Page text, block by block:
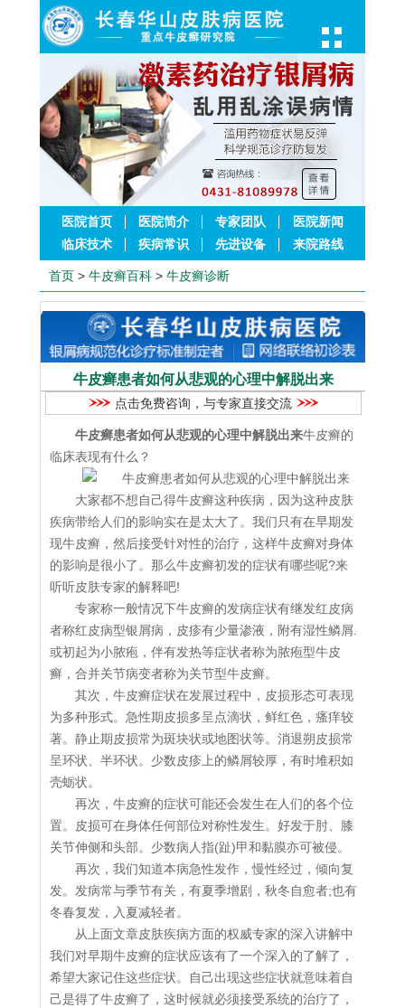
医院首页 医院简介 专家团队
医院新闻
临床技术
疾病常识 先进设备 来院路线
首页 > 牛皮癣百科 > 牛皮癣诊断
牛皮癣患者如何从悲观的心理中解脱出来
点击免费咨询，与专家直接交流
牛皮癣患者如何从悲观的心理中解脱出来牛皮癣的
临床表现有什么？
大家都不想自己得牛皮癣这种疾病，因为这种皮肤
疾病带给人们的影响实在是太大了。我们只有在早期发
现牛皮癣，然后接受针对性的治疗，这样牛皮癣对身体
的影响是很小了。那么牛皮癣初发的症状有哪些呢?来
听听皮肤专家的解释吧!
专家称一般情况下牛皮癣的发病症状有继发红皮病
者称红皮病型银屑病，皮疹有少量渗液，附有湿性鳞屑.
或初起为小脓疱，伴有发热等症状者称为脓疱型牛皮
癣，合并关节病变者称为关节型牛皮癣。
其次，牛皮癣症状在发展过程中，皮损形态可表现
为多种形式。急性期皮损多呈点滴状，鲜红色，瘙痒较
著。静止期皮损常为斑块状或地图状等。消退朔皮损常
呈环状、半环状。少数皮疹上的鳞屑较厚，有时堆积如
壳蛎状。
再次，牛皮癣的症状可能还会发生在人们的各个位
置。皮损可在身体任何部位对称性发生。好发于肘、膝
关节伸侧和头部。少数病人指(趾)甲和黏膜亦可被侵。
再次，我们知道本病急性发作，慢性经过，倾向复
发。发病常与季节有关，有夏季增剧，秋冬自愈者;也有
冬春复发，入夏减轻者。
从上面文章皮肤疾病方面的权威专家的深入讲解中
我们对早期牛皮癣的症状应该有了一个深入的了解了，
希望大家记住这些症状。自己出现这些症状就意味着自
己是得了牛皮癣了，这时候就必须接受系统的治疗了，